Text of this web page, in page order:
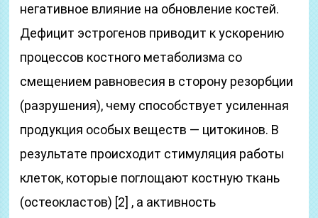
негативное влияние на обновление костей.
Дефицит эстрогенов приводит к ускорению
процессов костного метаболизма со
смещением равновесия в сторону резорбции
(разрушения), чему способствует усиленная
продукция особых веществ — цитокинов. В
результате происходит стимуляция работы
клеток, которые поглощают костную ткань
(остеокластов) [2] , а активность